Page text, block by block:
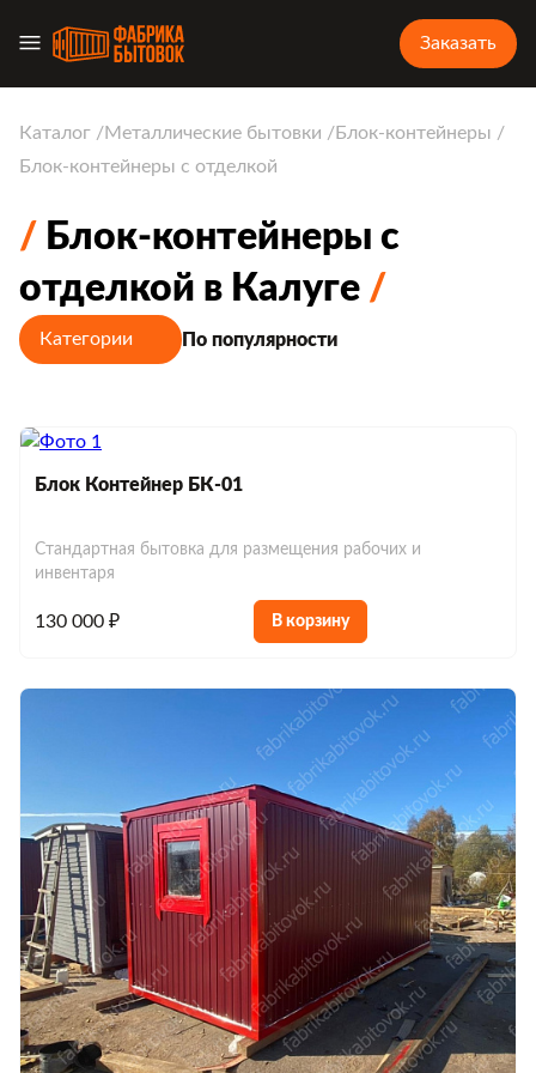
Заказать
Каталог Металлические бытовки
Блок-контейнеры
Блок-контейнеры с отделкой
Блок-контейнеры с
отделкой в Калуге
Категории По популярности
Строительные блок-контейнеры
Блок-контейнеры для дачи
Блок-контейнеры дачные
Блок Контейнер БК-01
Стандартная бытовка для размещения рабочих и
инвентаря
130 000 ₽ В корзину